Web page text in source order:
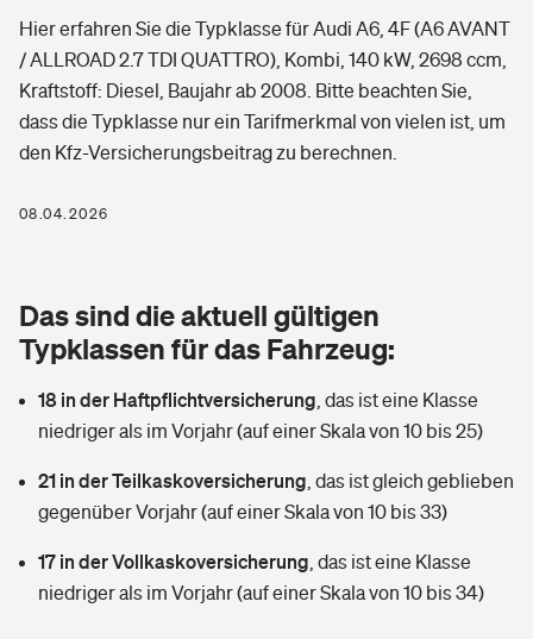
Grundfähigkeitsversicherung
Arbeitsrechtsschutz
Berufshaftpflichtversicherung
Zur Übersicht
Tools
Wer versichert was: Jetzt Versicherer finden
Sie haben Fragen?
Elementarversicherung
Glasversicherung
Mietkautionsversicherung
Restkreditversicherung
Zur Übersicht
Freizeit
Pri­vate Haft­pflicht­
Kinderunfall­ver­si­che­rung
Kinderinvalidität
Reiseversicherung
Pferdehalter-Haftpflicht
Gesundheit
Private Krankenversicherung
Dread-Disease-Versicherung
Tierkrankenversicherung
Hier erfahren Sie die Typklasse für Audi A6, 4F (A6 AVANT
/ ALLROAD 2.7 TDI QUATTRO), Kombi, 140 kW, 2698 ccm,
Kraftstoff: Diesel, Baujahr ab 2008. Bitte beachten Sie,
dass die Typklasse nur ein Tarifmerkmal von vielen ist, um
den Kfz-Versicherungsbeitrag zu berechnen.
08.04.2026
Das sind die aktuell gültigen
Typklassen für das Fahrzeug:
18 in der Haftpflichtversicherung das ist eine Klasse
niedriger als im Vorjahr (auf einer Skala von 10 bis 25)
21 in der Teilkaskoversicherung das ist gleich geblieben
gegenüber Vorjahr (auf einer Skala von 10 bis 33)
17 in der Vollkaskoversicherung das ist eine Klasse
niedriger als im Vorjahr (auf einer Skala von 10 bis 34)